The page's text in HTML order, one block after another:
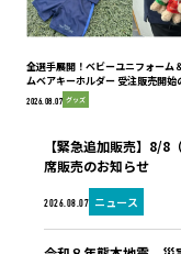
全選手展開！ベビーユニフォーム
ムベアキーホルダー 受注販売開始
2026.08.07 グッズ
2026.08.07 ニュース
【緊急追加販売】8/8
席販売のお知らせ